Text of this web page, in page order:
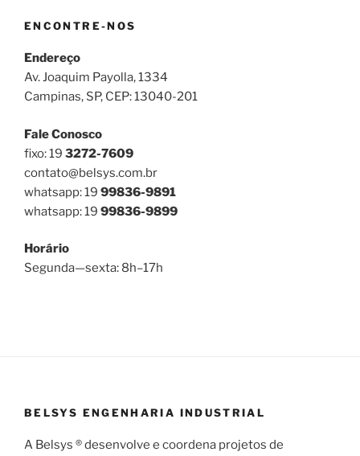
ENCONTRE-NOS
Endereço
Av. Joaquim Payolla, 1334
Campinas, SP, CEP: 13040-201
Fale Conosco
fixo: 19 3272-7609
contato@belsys.com.br
whatsapp: 19 99836-9891
whatsapp: 19 99836-9899
Horário
Segunda—sexta: 8h–17h
BELSYS ENGENHARIA INDUSTRIAL
A Belsys ® desenvolve e coordena projetos de